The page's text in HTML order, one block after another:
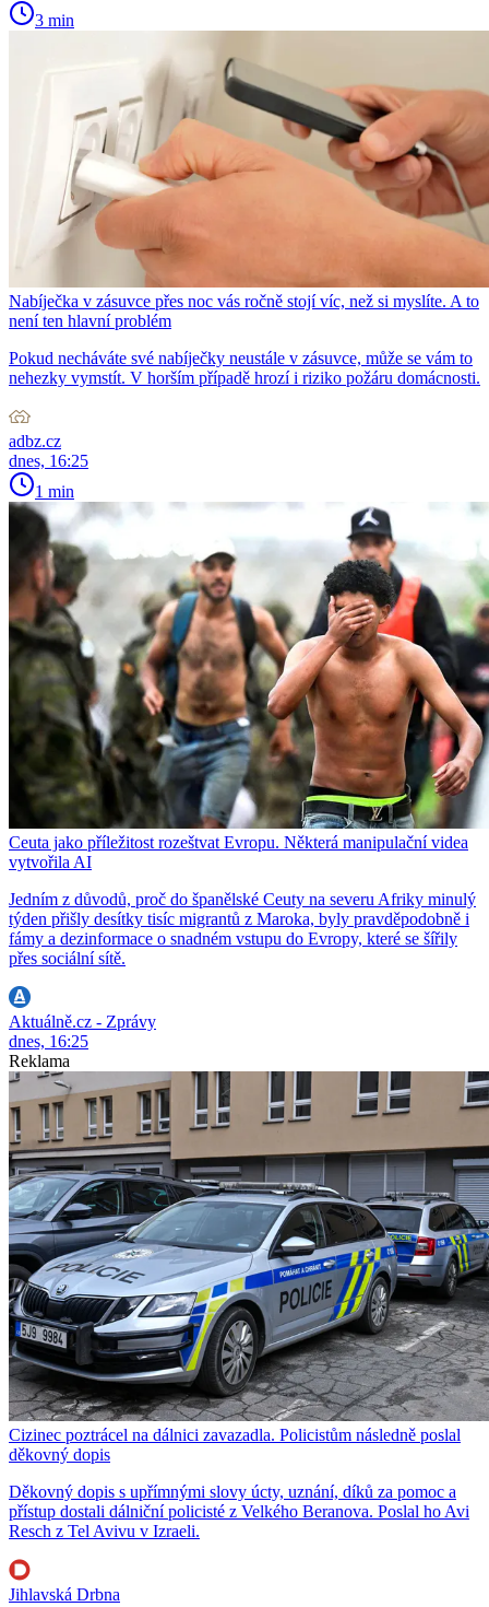
3 min
Nabíječka v zásuvce přes noc vás ročně stojí víc, než si myslíte. A to
není ten hlavní problém
Pokud necháváte své nabíječky neustále v zásuvce, může se vám to
nehezky vymstít. V horším případě hrozí i riziko požáru domácnosti.
adbz.cz
dnes, 16:25
1 min
Ceuta jako příležitost rozeštvat Evropu. Některá manipulační videa
vytvořila AI
Jedním z důvodů, proč do španělské Ceuty na severu Afriky minulý
týden přišly desítky tisíc migrantů z Maroka, byly pravděpodobně i
fámy a dezinformace o snadném vstupu do Evropy, které se šířily
přes sociální sítě.
Aktuálně.cz - Zprávy
dnes, 16:25
Reklama
Cizinec poztrácel na dálnici zavazadla. Policistům následně poslal
děkovný dopis
Děkovný dopis s upřímnými slovy úcty, uznání, díků za pomoc a
přístup dostali dálniční policisté z Velkého Beranova. Poslal ho Avi
Resch z Tel Avivu v Izraeli.
Jihlavská Drbna